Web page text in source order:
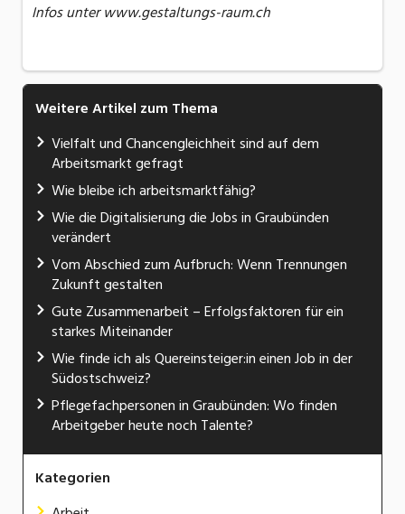
Infos unter www.gestaltungs-raum.ch
Weitere Artikel zum Thema
Vielfalt und Chancengleichheit sind auf dem
Arbeitsmarkt gefragt
Wie bleibe ich arbeitsmarktfähig?
Wie die Digitalisierung die Jobs in Graubünden
verändert
Vom Abschied zum Aufbruch: Wenn Trennungen
Zukunft gestalten
Gute Zusammenarbeit – Erfolgsfaktoren für ein
starkes Miteinander
Wie finde ich als Quereinsteiger:in einen Job in der
Südostschweiz?
Pflegefachpersonen in Graubünden: Wo finden
Arbeitgeber heute noch Talente?
Kategorien